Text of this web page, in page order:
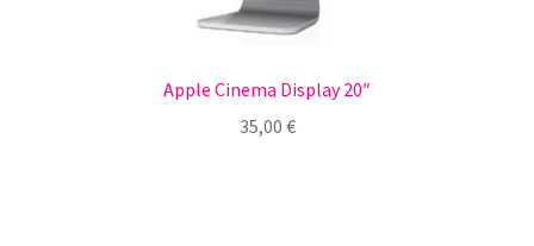
Apple Cinema Display 20″
35,00 €